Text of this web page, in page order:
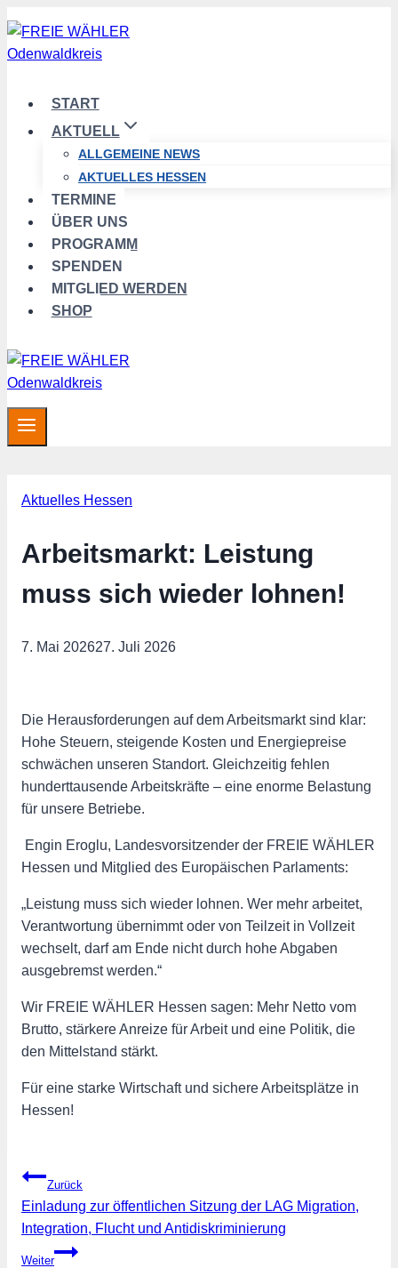
Zum
Inhalt
springen
START
AKTUELL
ALLGEMEINE NEWS
AKTUELLES HESSEN
TERMINE
ÜBER UNS
PROGRAMM
SPENDEN
MITGLIED WERDEN
SHOP
Aktuelles Hessen
Arbeitsmarkt: Leistung
muss sich wieder lohnen!
7. Mai 202627. Juli 2026
Die Herausforderungen auf dem Arbeitsmarkt sind klar:
Hohe Steuern, steigende Kosten und Energiepreise
schwächen unseren Standort. Gleichzeitig fehlen
hunderttausende Arbeitskräfte – eine enorme Belastung
für unsere Betriebe.
️ Engin Eroglu, Landesvorsitzender der FREIE WÄHLER
Hessen und Mitglied des Europäischen Parlaments:
„Leistung muss sich wieder lohnen. Wer mehr arbeitet,
Verantwortung übernimmt oder von Teilzeit in Vollzeit
wechselt, darf am Ende nicht durch hohe Abgaben
ausgebremst werden.“
Wir FREIE WÄHLER Hessen sagen: Mehr Netto vom
Brutto, stärkere Anreize für Arbeit und eine Politik, die
den Mittelstand stärkt.
Für eine starke Wirtschaft und sichere Arbeitsplätze in
Hessen!
Beitragsnavigation
Zurück
Einladung zur öffentlichen Sitzung der LAG Migration,
Integration, Flucht und Antidiskriminierung
Weiter